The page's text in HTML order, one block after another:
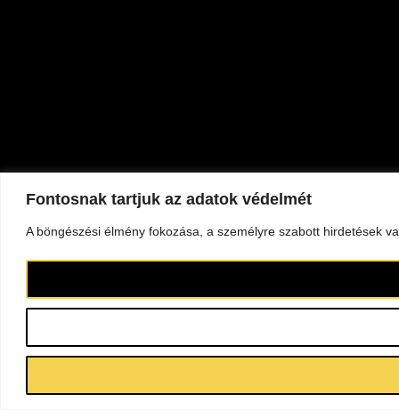
Fontosnak tartjuk az adatok védelmét
A böngészési élmény fokozása, a személyre szabott hirdetések